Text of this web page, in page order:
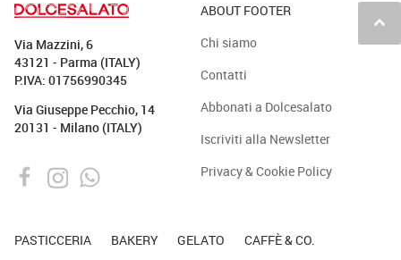
keyboard_arrow_up
Via Mazzini, 6
43121 - Parma (ITALY)
P.IVA: 01756990345
Via Giuseppe Pecchio, 14
20131 - Milano (ITALY)
ABOUT FOOTER
Chi siamo
Contatti
Abbonati a Dolcesalato
Iscriviti alla Newsletter
Privacy & Cookie Policy
PASTICCERIA BAKERY GELATO CAFFÈ & CO.